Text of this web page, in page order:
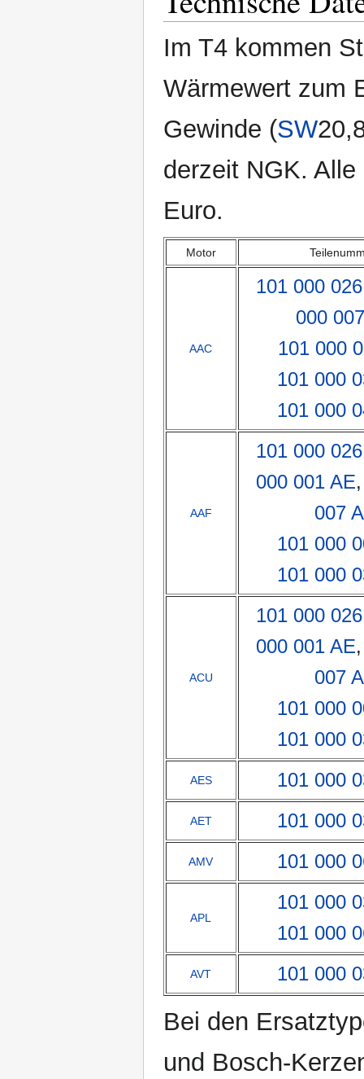
Im T4 kommen
Wärmewert zum
Gewinde (SW
derzeit NGK.
Euro.
Motor
AAC
101 000
000
101 000
101 000
101 000
AAF
101 000
000 001 AE
007
101 000
101 000
ACU
101 000
000 001 AE
007
101 000
101 000
AES 101 000
AET 101 000
AMV 101 000
APL
101 000
101 000
AVT 101 000
Bei den
und Bosch-